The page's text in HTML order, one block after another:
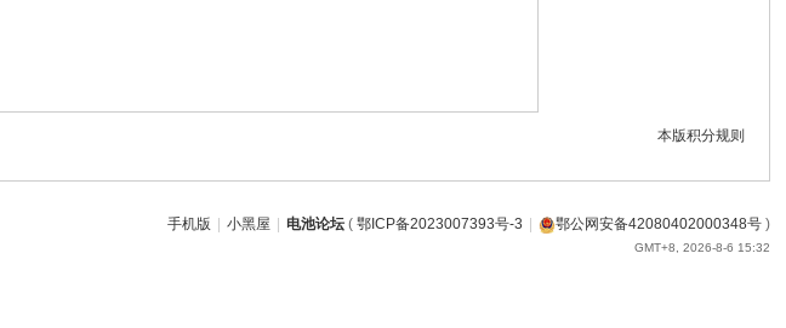
本版积分规则
手机版 小黑屋 电池论坛( 鄂ICP备2023007393号-3 鄂公网安备42080402000348号)
GMT+8, 2026-8-6 15:32